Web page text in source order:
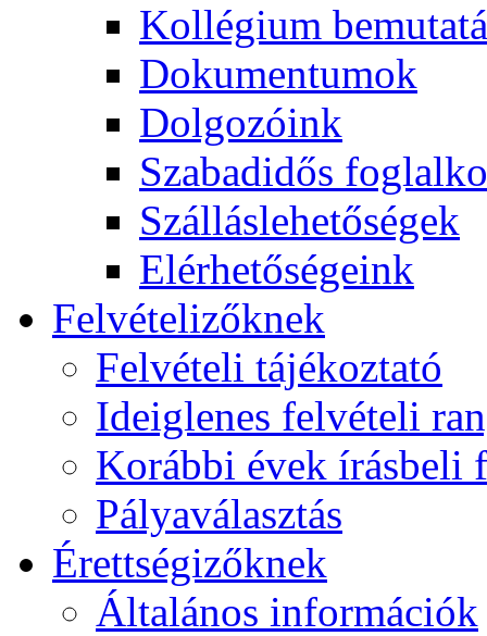
Kollégium
Dokumentumok
Dolgozóink
Szabadidős
Szálláslehetőségek
Elérhetőségeink
Felvételizőknek
Felvételi tájékoztató
Ideiglenes felvételi
Korábbi évek írásbeli
Pályaválasztás
Érettségizőknek
Általános információk